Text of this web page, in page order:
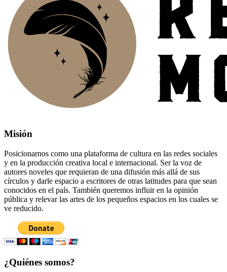
Misión
Posicionarnos como una plataforma de cultura en las redes sociales
y en la producción creativa local e internacional. Ser la voz de
autores noveles que requieran de una difusión más allá de sus
círculos y darle espacio a escritores de otras latitudes para que sean
conocidos en el país. También queremos influir en la opinión
pública y relevar las artes de los pequeños espacios en los cuales se
ve reducido.
¿Quiénes somos?